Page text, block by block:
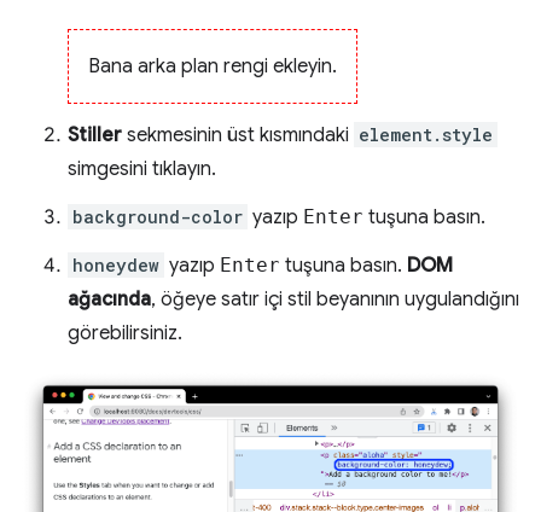
Bana arka plan rengi ekleyin.
Stiller sekmesinin üst kısmındaki element.style
simgesini tıklayın.
background-color yazıp Enter tuşuna basın.
honeydew yazıp Enter tuşuna basın. DOM
ağacında, öğeye satır içi stil beyanının uygulandığını
görebilirsiniz.